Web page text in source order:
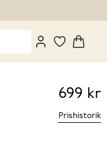
Pris
699 kr
699 kr
Prishistorik